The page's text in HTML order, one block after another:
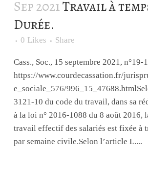
Sep 2021Travail à
Durée.
0 Likes Share
Cass., Soc., 15 septembre 2021, n°19-
https://www.courdecassation.fr/
e_sociale_576/
3121-10 du code du travail, dans sa
à la loi n° 2016-1088 du 8 août 2016,
travail effectif des salariés est fixée à
par semaine civile.Selon l’article L....